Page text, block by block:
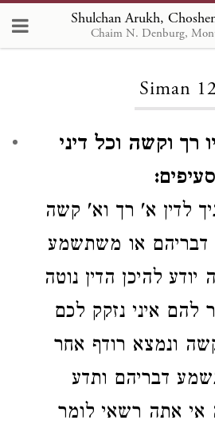
Shulchan Arukh,
Chaim N. Denburg,
Loading...
Siman 12
רך וקשה וכל דיני
לדין א' רך וא' קשה
או משתשמע
להיכן הדין נוטה
להם איני נזקק לכם
ונמצא רודף אחר
דבריהם ותדע
אי אתה רשאי לומר